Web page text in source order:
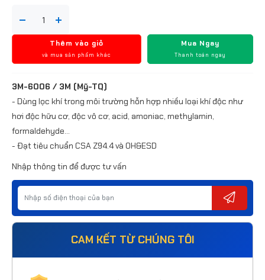
Thêm vào giỏ
và mua sản phẩm khác
Mua Ngay
Thanh toán ngay
3M-6006 / 3M (Mỹ-TQ)
- Dùng lọc khí trong môi trường hỗn hợp nhiều loại khí độc như
hơi độc hữu cơ, độc vô cơ, acid, amoniac, methylamin,
formaldehyde...
- Đạt tiêu chuẩn CSA Z94.4 và OH&ESD
Nhập thông tin để được tư vấn
CAM KẾT TỪ CHÚNG TÔI